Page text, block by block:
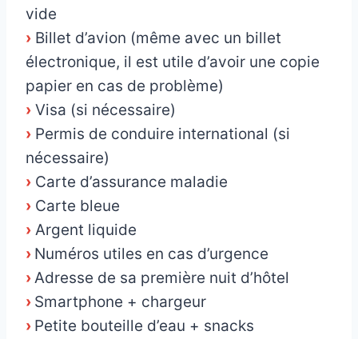
vide
› Billet d’avion (même avec un billet
électronique, il est utile d’avoir une copie
papier en cas de problème)
› Visa (si nécessaire)
› Permis de conduire international (si
nécessaire)
› Carte d’assurance maladie
› Carte bleue
› Argent liquide
› Numéros utiles en cas d’urgence
› Adresse de sa première nuit d’hôtel
› Smartphone + chargeur
› Petite bouteille d’eau + snacks